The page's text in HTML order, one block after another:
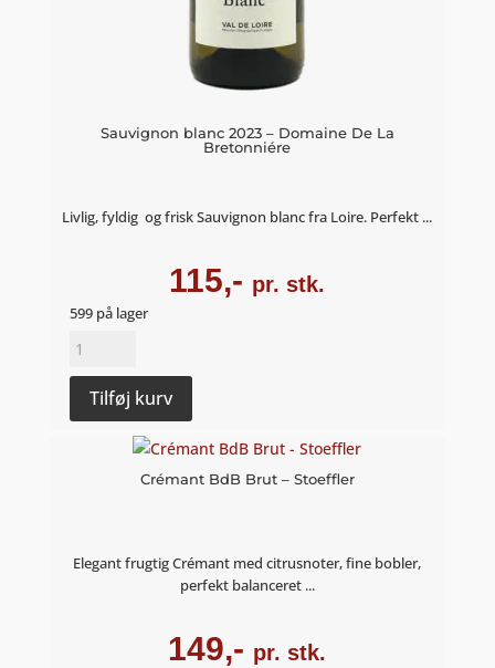
Sauvignon blanc 2023 – Domaine De La
Bretonniére
Livlig, fyldig og frisk Sauvignon blanc fra Loire. Perfekt ...
115,- pr. stk.
599 på lager
Sauvignon
2023
-
Domaine
Tilføj kurv
Crémant BdB Brut – Stoeffler
Elegant frugtig Crémant med citrusnoter, fine bobler,
perfekt balanceret ...
149,- pr. stk.